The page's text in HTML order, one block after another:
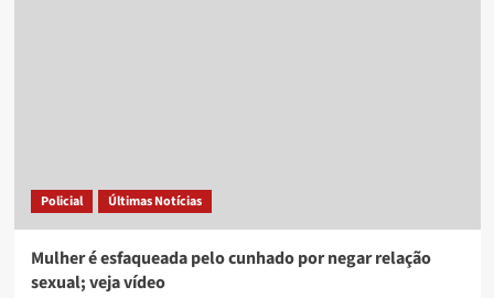
em
Campina
Policial Últimas Notícias
Mulher é esfaqueada pelo cunhado por negar relação
sexual; veja vídeo